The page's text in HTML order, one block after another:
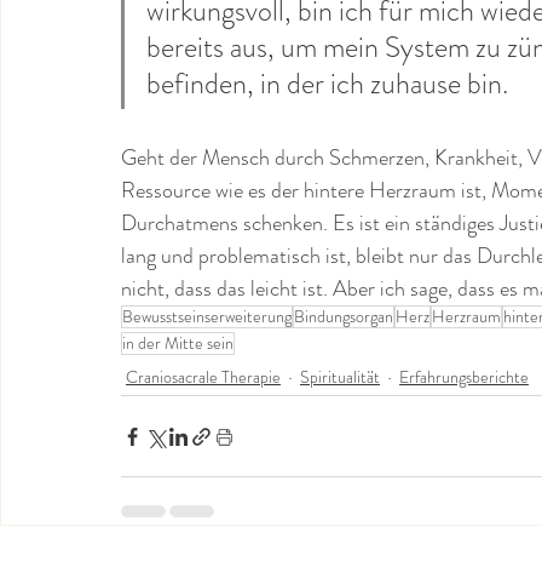
wirkungsvoll, bin ich für mich
bereits aus, um mein System zu
befinden, in der ich zuhause bin.
Geht der Mensch durch Schmerzen, Krankheit,
Ressource wie es der hintere Herzraum ist,
Durchatmens schenken. Es ist ein ständiges
lang und problematisch ist, bleibt nur das
nicht, dass das leicht ist. Aber ich sage, dass es
BewusstseinserweiterungBindungsorgan HerzHerzraum
in der Mitte sein
Craniosacrale Therapie
Spiritualität Erfahrungsberichte